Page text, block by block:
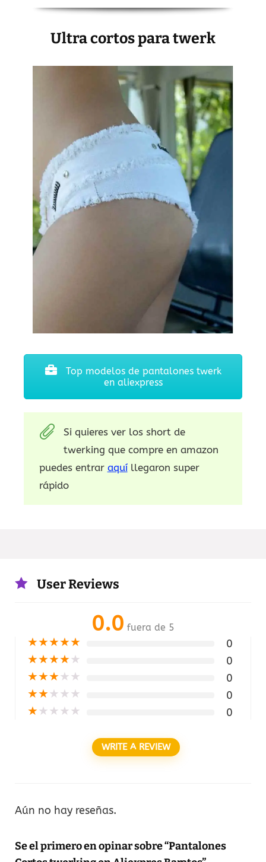
Ultra cortos para twerk
Top modelos de pantalones twerk
en aliexpress
Si quieres ver los short de
twerking que compre en amazon
puedes entrar aquíllegaron super
rápido
User Reviews
0.0 fuera de 5
★★★★★ 0
★★★★★ 0
★★★★★ 0
★★★★★ 0
★★★★★ 0
WRITE A REVIEW
Aún no hay reseñas.
Se el primero en opinar sobre “Pantalones